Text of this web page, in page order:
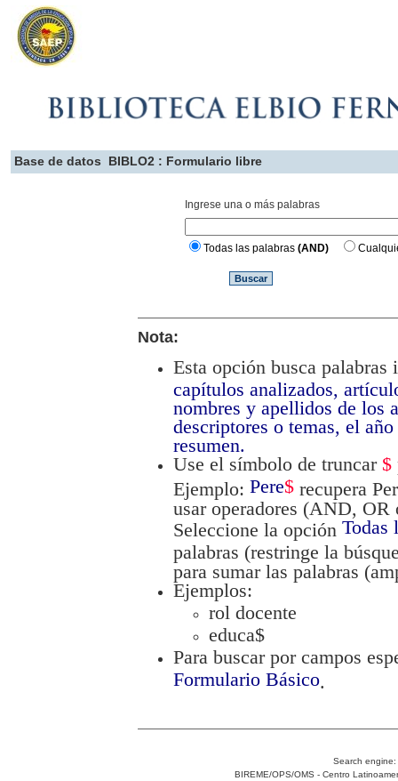
Base de datos BIBLO2 : Formulario libre
Ingrese una o más palabras
Todas las palabras(AND)
Nota:
Esta opción busca
capítulos analizados,
nombres y apellidos de los
descriptores o temas, el
resumen.
Use el símbolo de truncar $
Ejemplo:Pere$ recupera
usar operadores (AND,
Seleccione la opciónTodas
palabras (restringe la
para sumar las palabras
Ejemplos:
rol docente
educa$
Para buscar por campos
Formulario Básico
Search engine:
BIREME/OPS/OMS - Centro